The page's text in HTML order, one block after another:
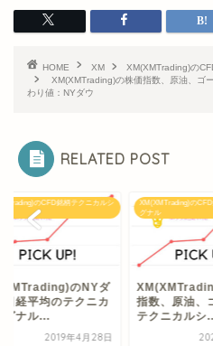
HOME XM
XM(XMTrading)の
XM(XMTrading)の株価指数、原油、
わり値：NYダウ
RELATED POST
のCFD銘柄テクニカルシ
のNYダ
日経平均のテクニカ
グナル...
2019年4月28日
XM(XMTrading)の
グナル
指数、原油、
テクニカルシ